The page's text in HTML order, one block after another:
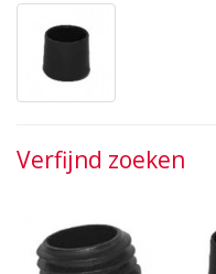
Verfijnd zoeken